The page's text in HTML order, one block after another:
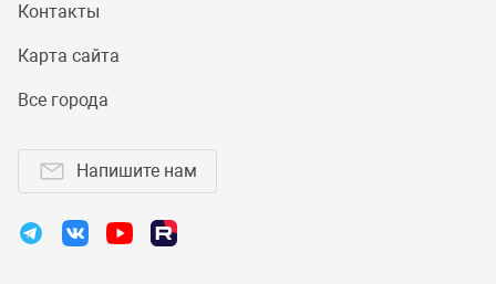
Контакты
Карта сайта
Все города
Напишите нам